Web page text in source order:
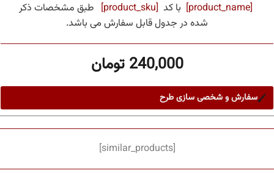
[product_name] با کد [product_sku]
طبق مشخصات ذکر
شده در جدول قابل سفارش می باشد.
240,000 تومان
سفارش و شخصی سازی طرح
[similar_products]